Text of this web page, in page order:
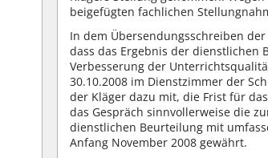
beigefügten fachlichen
In dem Übersendungsschreiben
dass das Ergebnis der
Verbesserung der
30.10.2008 im Dienstzimmer der
der Kläger dazu mit, die Frist für
das Gespräch sinnvollerweise die
dienstlichen Beurteilung mit
Anfang November 2008 gewährt.